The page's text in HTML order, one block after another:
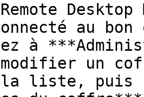
au
à
un
la liste, puis